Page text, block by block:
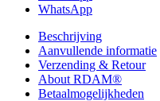
WhatsApp
Beschrijving
Aanvullende informatie
Verzending & Retour
About RDAM®
Betaalmogelijkheden